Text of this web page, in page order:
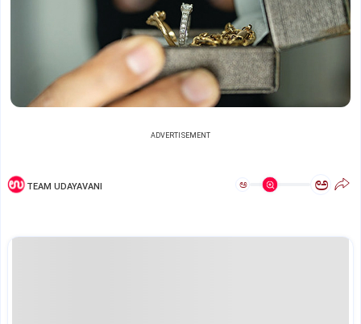
ADVERTISEMENT
TEAM UDAYAVANI ಅ ಅ